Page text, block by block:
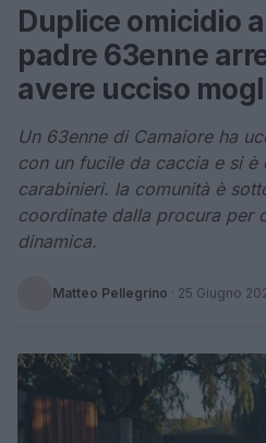
Duplice omicidio
padre 63enne
avere ucciso
Un 63enne di Camaiore ha
con un fucile da caccia e si è
carabinieri. la comunità è
coordinate dalla procura per
dinamica.
Matteo Pellegrino · 25 Giugno